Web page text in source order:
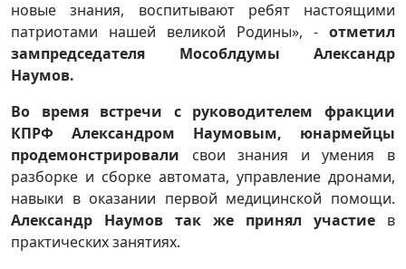
новые знания, воспитывают ребят настоящими
патриотами нашей великой Родины», - отметил
зампредседателя Мособлдумы Александр
Наумов.
Во время встречи с руководителем фракции
КПРФ Александром Наумовым, юнармейцы
продемонстрировали свои знания и умения в
разборке и сборке автомата, управление дронами,
навыки в оказании первой медицинской помощи.
Александр Наумов так же принял участие в
практических занятиях.